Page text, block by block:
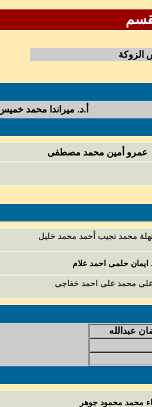
الزوكة
أ.د. ميراندا محمد
عمرو أمين محمد مصطفى
محمد نجيب أحمد محمد خليل
ايمان حلمى احمد علام
محمد على احمد خفاجى
عبدالله
محمد محمود جوهر